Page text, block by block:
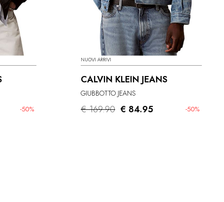
-50%
NUOVI ARRIVI
CALVIN KLEIN JEANS
GIUBBOTTO JEANS
€ 169.90 -50%
€ 84.95